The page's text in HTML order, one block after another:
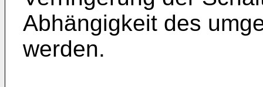
Abhängigkeit des
werden.